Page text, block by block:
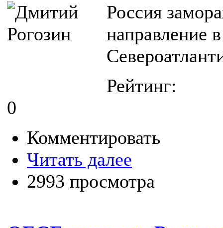
Россия
направление
Рейтинг:
0
Комментировать
Читать далее
2993 просмотра